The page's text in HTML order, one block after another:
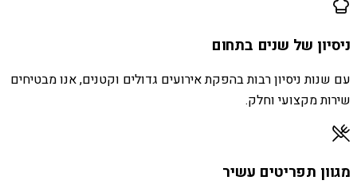
ניסיון של שנים בתחום
עם שנות ניסיון רבות בהפקת אירועים גדולים וקטנים, אנו מבטיחים
שירות מקצועי וחלק.
מגוון תפריטים עשיר